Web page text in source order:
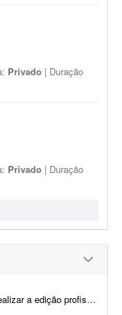
Privado | Duração
Privado | Duração
das fotos originais dos produtos e criar novas versões das imagens utilizando inteligência artificial (IA), explorando diferentes cen&aacut...